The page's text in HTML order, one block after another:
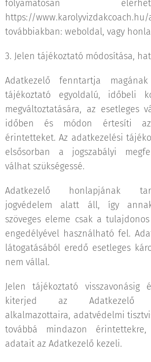
folyamatosan
https://
továbbiakban: weboldal, vagy
3. Jelen tájékoztató módosítása,
Adatkezelő fenntartja
tájékoztató egyoldalú, időbeli
megváltoztatására, az esetleges
időben és módon értesíti az
érintetteket. Az adatkezelési
elsősorban a jogszabályi
válhat szükségessé.
Adatkezelő honlapjának
jogvédelem alatt áll, így
szöveges eleme csak a
engedélyével használható fel.
látogatásából eredő esetleges
nem vállal.
Jelen tájékoztató visszavonásig
kiterjed az Adatkezelő
alkalmazottaira, adatvédelmi
továbbá mindazon
adatait az Adatkezelő kezeli.